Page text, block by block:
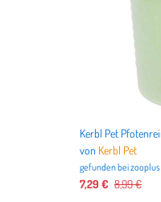
von Kerbl Pet
gefunden beizooplus
7,29 € 8,99 €